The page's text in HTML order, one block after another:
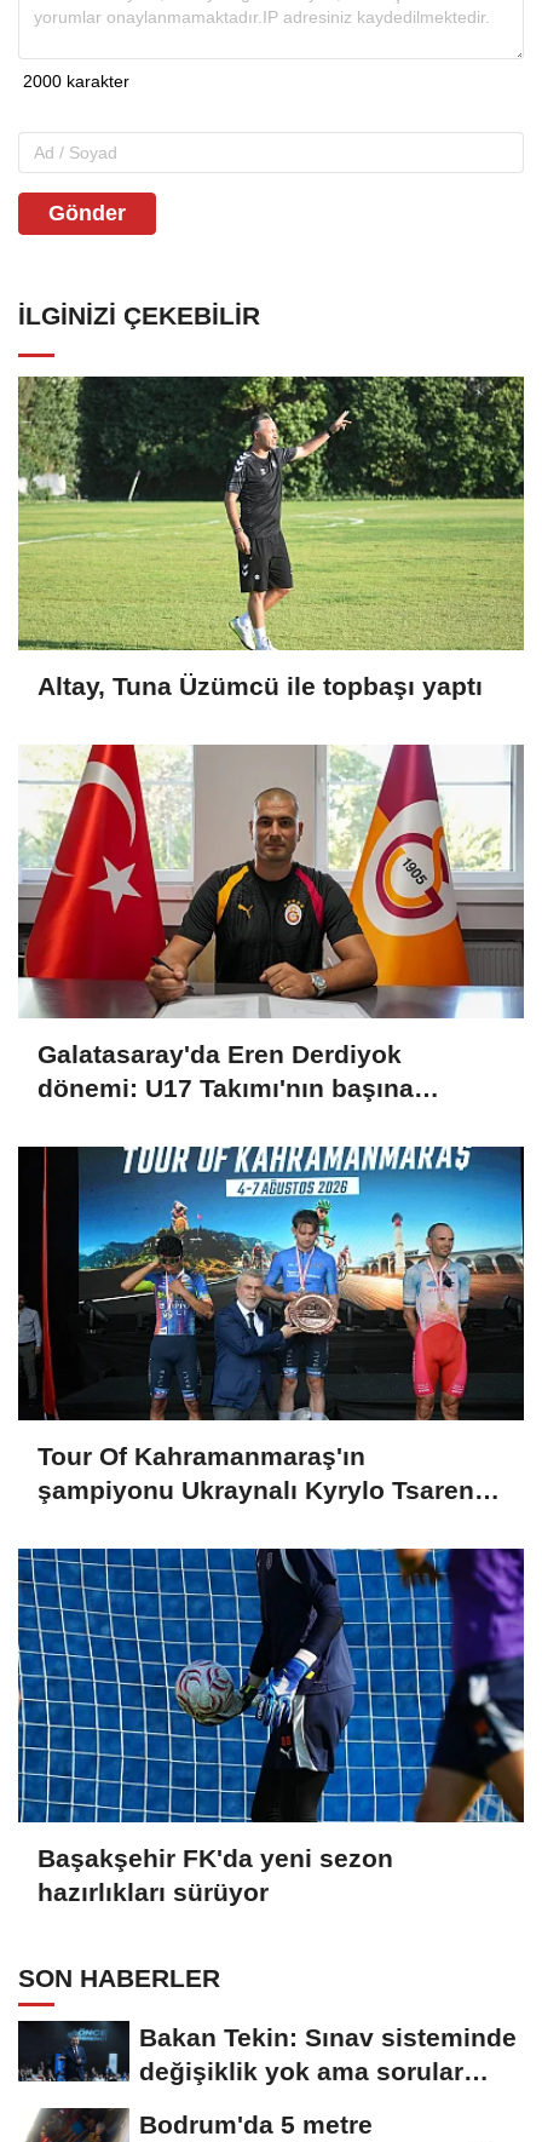
Gönder
İLGINIZI ÇEKEBILIR
Altay, Tuna Üzümcü ile topbaşı yaptı
Galatasaray'da Eren Derdiyok
dönemi: U17 Takımı'nın başına
Tour Of Kahramanmaraş'ın
şampiyonu Ukraynalı Kyrylo Tsarenko
Başakşehir FK'da yeni sezon
hazırlıkları sürüyor
SON HABERLER
Bakan Tekin: Sınav sisteminde
değişiklik yok ama sorular
Bodrum'da 5 metre